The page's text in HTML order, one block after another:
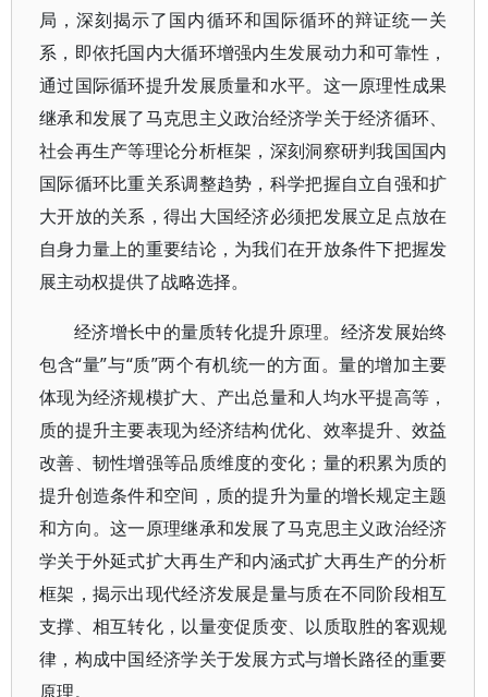
局，深刻揭示了国内循环和国际循环的辩证统一关
系，即依托国内大循环增强内生发展动力和可靠性，
通过国际循环提升发展质量和水平。这一原理性成果
继承和发展了马克思主义政治经济学关于经济循环、
社会再生产等理论分析框架，深刻洞察研判我国国内
国际循环比重关系调整趋势，科学把握自立自强和扩
大开放的关系，得出大国经济必须把发展立足点放在
自身力量上的重要结论，为我们在开放条件下把握发
展主动权提供了战略选择。
经济增长中的量质转化提升原理。经济发展始终
包含“量”与“质”两个有机统一的方面。量的增加主要
体现为经济规模扩大、产出总量和人均水平提高等，
质的提升主要表现为经济结构优化、效率提升、效益
改善、韧性增强等品质维度的变化；量的积累为质的
提升创造条件和空间，质的提升为量的增长规定主题
和方向。这一原理继承和发展了马克思主义政治经济
学关于外延式扩大再生产和内涵式扩大再生产的分析
框架，揭示出现代经济发展是量与质在不同阶段相互
支撑、相互转化，以量变促质变、以质取胜的客观规
律，构成中国经济学关于发展方式与增长路径的重要
原理。